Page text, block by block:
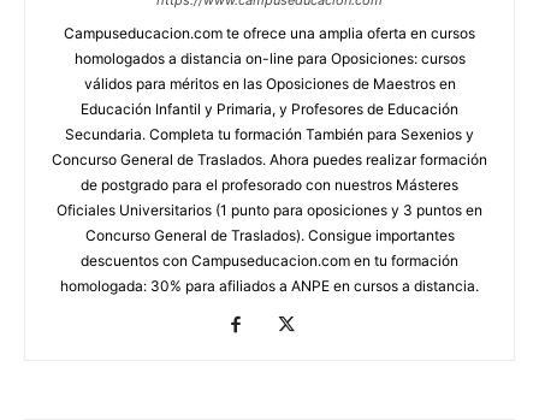
Campuseducacion.com te ofrece una amplia oferta en cursos
homologados a distancia on-line para Oposiciones: cursos
válidos para méritos en las Oposiciones de Maestros en
Educación Infantil y Primaria, y Profesores de Educación
Secundaria. Completa tu formación También para Sexenios y
Concurso General de Traslados. Ahora puedes realizar formación
de postgrado para el profesorado con nuestros Másteres
Oficiales Universitarios (1 punto para oposiciones y 3 puntos en
Concurso General de Traslados). Consigue importantes
descuentos con Campuseducacion.com en tu formación
homologada: 30% para afiliados a ANPE en cursos a distancia.